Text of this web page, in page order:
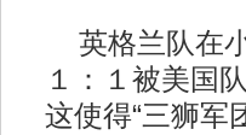
英格兰队在
１：１被美国
这使得“三狮军